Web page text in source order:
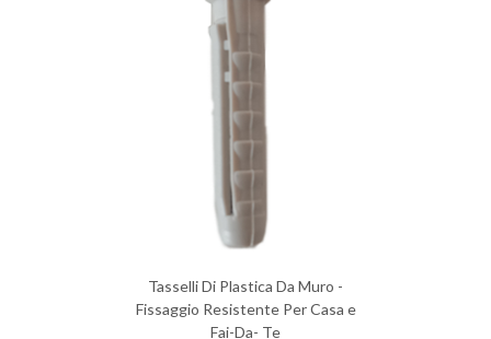
Tasselli Di Plastica Da Muro -
Fissaggio Resistente Per Casa e
Fai-Da- Te